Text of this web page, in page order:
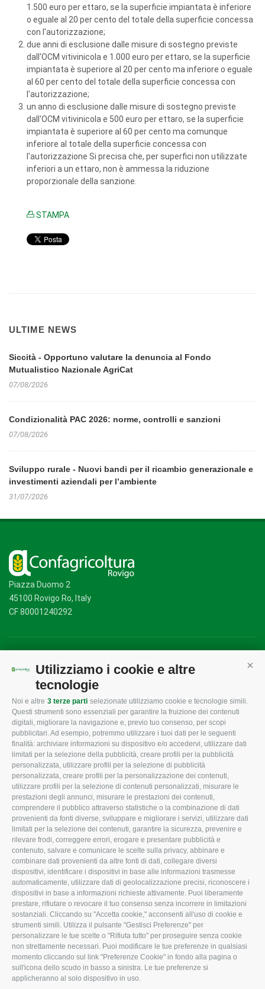
Utilizziamo i cookie e altre
tecnologie
Noi e altre 3 terze parti selezionate utilizziamo cookie e tecnologie simili.
Questi strumenti sono essenziali per garantire la fruizione dei contenuti
digitali, migliorare la navigazione e, previo tuo consenso, per scopi
pubblicitari. Ad esempio, potremmo utilizzare i tuoi dati per le seguenti
finalità: archiviare informazioni su dispositivo e/o accedervi, utilizzare dati
limitati per la selezione della pubblicità, creare profili per la pubblicità
personalizzata, utilizzare profili per la selezione di pubblicità
personalizzata, creare profili per la personalizzazione dei contenuti,
utilizzare profili per la selezione di contenuti personalizzati, misurare le
prestazioni degli annunci, misurare le prestazioni dei contenuti,
comprendere il pubblico attraverso statistiche o la combinazione di dati
provenienti da fonti diverse, sviluppare e migliorare i servizi, utilizzare dati
limitati per la selezione dei contenuti, garantire la sicurezza, prevenire e
rilevare frodi, correggere errori, erogare e presentare pubblicità e
contenuto, salvare e comunicare le scelte sulla privacy, abbinare e
combinare dati provenienti da altre fonti di dati, collegare diversi
dispositivi, identificare i dispositivi in base alle informazioni trasmesse
automaticamente, utilizzare dati di geolocalizzazione precisi, riconoscere i
dispositivi in base a informazioni richieste attivamente. Puoi liberamente
prestare, rifiutare o revocare il tuo consenso senza incorrere in limitazioni
sostanziali. Cliccando su "Accetta cookie," acconsenti all'uso di cookie e
strumenti simili. Utilizza il pulsante "Gestisci Preferenze" per
personalizzare le tue scelte o "Rifiuta tutto" per proseguire senza cookie
non strettamente necessari. Puoi modificare le tue preferenze in qualsiasi
momento cliccando sul link "Preferenze Cookie" in fondo alla pagina o
sull'icona dello scudo in basso a sinistra. Le tue preferenze si
applicheranno al solo dispositivo in uso.
1.500 euro per ettaro, se la superficie impiantata è inferiore
o eguale al 20 per cento del totale della superficie concessa
con l'autorizzazione;
due anni di esclusione dalle misure di sostegno previste
dall'OCM vitivinicola e 1.000 euro per ettaro, se la superficie
impiantata è superiore al 20 per cento ma inferiore o eguale
al 60 per cento del totale della superficie concessa con
l'autorizzazione;
un anno di esclusione dalle misure di sostegno previste
dall'OCM vitivinicola e 500 euro per ettaro, se la superficie
impiantata è superiore al 60 per cento ma comunque
inferiore al totale della superficie concessa con
l'autorizzazione Si precisa che, per superfici non utilizzate
inferiori a un ettaro, non è ammessa la riduzione
proporzionale della sanzione.
STAMPA
ULTIME NEWS
Siccità - Opportuno valutare la denuncia al Fondo
Mutualistico Nazionale AgriCat
07/08/2026
Condizionalità PAC 2026: norme, controlli e sanzioni
07/08/2026
Sviluppo rurale - Nuovi bandi per il ricambio generazionale e
investimenti aziendali per l’ambiente
31/07/2026
Piazza Duomo 2
45100 Rovigo Ro, Italy
CF 80001240292
CONFAGRICOLTURA
ROVIGO
L'Associazione
Missione e Progetto
Organigramma aziendale
I Nostri Servizi
Uffici della Sede
provinciale
Le Sedi di Zona
Agricoltori S.r.l.
Whistleblowing
Confagricoltura Rovigo e
Agricoltori srl
CONFAGRICOLTURA
INFORMA
Tecnico
Fiscale
Lavoro
Ambiente
Associazione
CONFAGRICOLTURA
ATTIVA
Notizie in evidenza
Eventi
Comunicati Stampa
Video
Iscrizione Newsletter
Newsletter